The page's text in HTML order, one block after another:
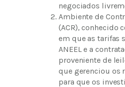
negociados
Ambiente de
(ACR), conhecido
em que as tarifas
ANEEL e a
proveniente de
que gerenciou os
para que os